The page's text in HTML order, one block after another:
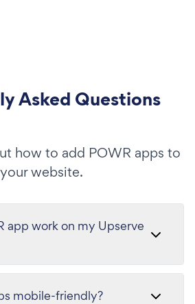
Asked Questions
how to add POWR apps to
your website.
app work on my Upserve
mobile-friendly?